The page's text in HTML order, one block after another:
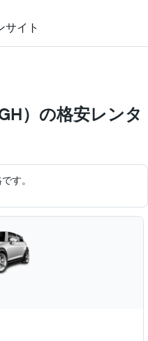
サイト
）の格安レンタ
す。